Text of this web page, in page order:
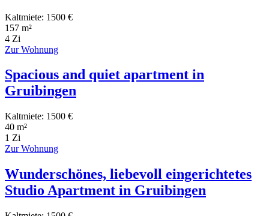
Kaltmiete: 1500 €
157 m²
4 Zi
Zur Wohnung
Spacious and quiet apartment in
Gruibingen
Kaltmiete: 1500 €
40 m²
1 Zi
Zur Wohnung
Wunderschönes, liebevoll eingerichtetes
Studio Apartment in Gruibingen